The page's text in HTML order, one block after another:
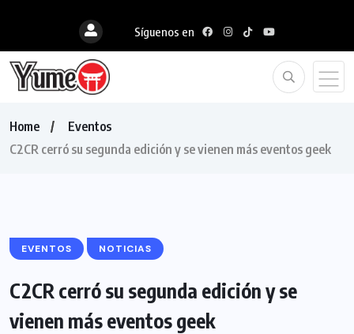
Síguenos en
Home
Eventos
C2CR cerró su segunda edición y se vienen más eventos geek
EVENTOS NOTICIAS
C2CR cerró su segunda edición y se
vienen más eventos geek